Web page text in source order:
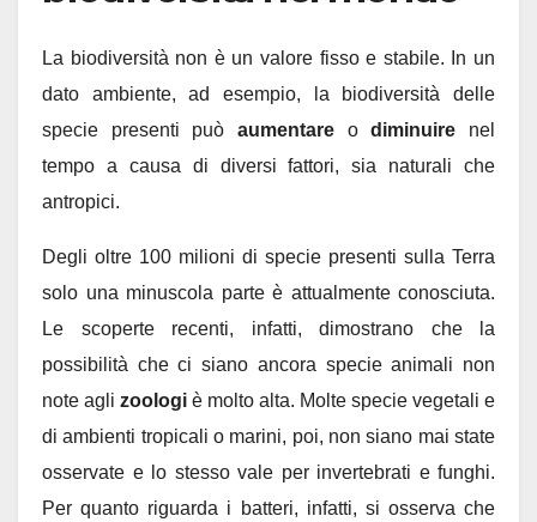
La biodiversità non è un valore fisso e stabile. In un
dato ambiente, ad esempio, la biodiversità delle
specie presenti può aumentare odiminuire nel
tempo a causa di diversi fattori, sia naturali che
antropici.
Degli oltre 100 milioni di specie presenti sulla Terra
solo una minuscola parte è attualmente conosciuta.
Le scoperte recenti, infatti, dimostrano che la
possibilità che ci siano ancora specie animali non
note agli zoologi è molto alta. Molte specie vegetali e
di ambienti tropicali o marini, poi, non siano mai state
osservate e lo stesso vale per invertebrati e funghi.
Per quanto riguarda i batteri, infatti, si osserva che